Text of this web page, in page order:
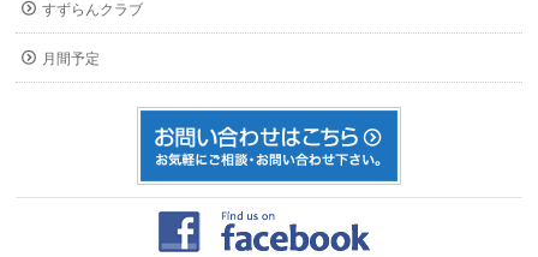
すずらんクラブ
月間予定